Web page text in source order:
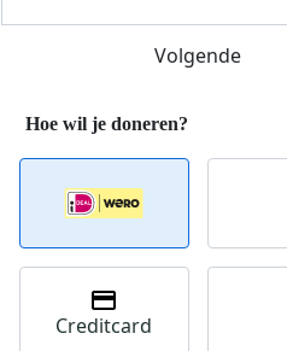
Volgende
Creditcard